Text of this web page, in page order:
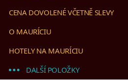
CENA DOVOLENÉ VČETNĚ SLEVY
O MAURÍCIU
HOTELY NA MAURÍCIU
DALŠÍ POLOŽKY